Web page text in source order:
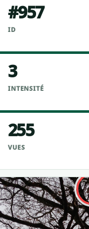
#957
ID
3
INTENSITÉ
255
VUES